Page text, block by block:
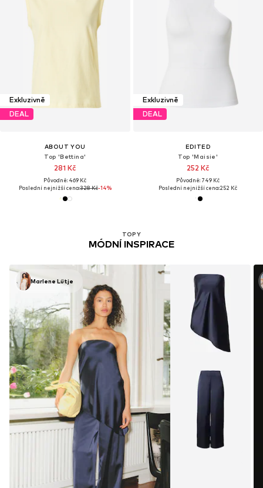
Exkluzivně
DEAL
ABOUT YOU
Top 'Bettina'
281 Kč
Původně: 469 Kč
Poslední nejnižší cena:328 Kč-14%
Exkluzivně
DEAL
EDITED
Top 'Maisie'
252 Kč
Původně: 749 Kč
Poslední nejnižší cena:252 Kč
TOPY
MÓDNÍ INSPIRACE
Marlene Lütje